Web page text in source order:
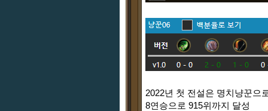
2022년 첫 전설은 명치냥꾼으
8연승으로 915위까지 달성